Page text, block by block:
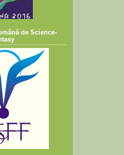
de Science-